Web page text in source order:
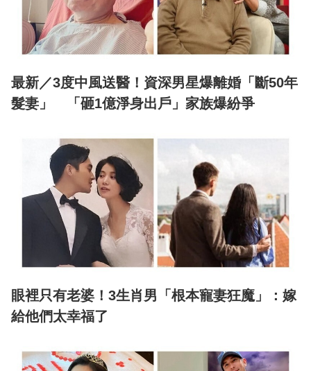
最新／3度中風送醫！資深男星爆離婚「斷50年
髮妻」 「砸1億淨身出戶」家族爆紛爭
眼裡只有老婆！3生肖男「根本寵妻狂魔」：嫁
給他們太幸福了